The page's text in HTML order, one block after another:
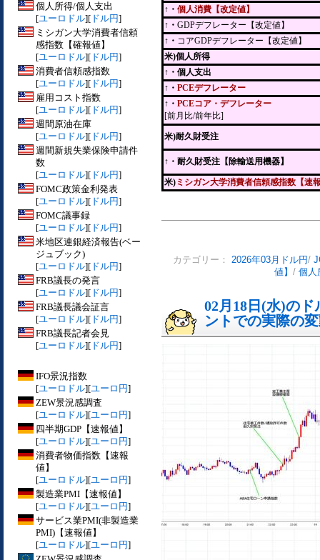
個人所得/個人支出
[ユーロドル][ ドル円]
ミシガン大学消費者信頼
感指数【確報値】
[ユーロドル][ ドル円]
消費者信頼感指数
[ユーロドル][ ドル円]
雇用コスト指数
[ユーロドル][ ドル円]
週間原油在庫
[ユーロドル][ ドル円]
週間新規失業保険申請件
数
[ユーロドル][ ドル円]
FOMC政策金利発表
[ユーロドル][ ドル円]
FOMC議事録
[ユーロドル][ ドル円]
米地区連銀経済報告(ベー
ジュブック)
[ユーロドル][ ドル円]
FRB議長の発言
[ユーロドル][ ドル円]
FRB議長議会証言
[ユーロドル][ ドル円]
FRB議長記者会見
[ユーロドル][ ドル円]
IFO景況指数
[ユーロドル][ユーロ円]
ZEW景況感調査
[ユーロドル][ユーロ円]
四半期GDP【速報値】
[ユーロドル][ユーロ円]
消費者物価指数【速報
値】
[ユーロドル][ユーロ円]
製造業PMI【速報値】
[ユーロドル][ユーロ円]
サービス業PMI(非製造業
PMI)【速報値】
[ユーロドル][ユーロ円]
↑・ 個人消費【改定値】
↑・ GDPデフレーター【改定値】
↑・ コアGDPデフレーター【改定値】
米)個人所得
↑・個人支出
↑・ PCEデフレーター
↑・ PCEコア・デフレーター
[前月比/前年比]
米)耐久財受注
↑ ・耐久財受注【除輸送用機器】
米) ミシガン大学消費者信頼感指数【速
カテゴリー： 2026年03月ドル円/
値】 / 個人
02月18日(水)の
ントでの実際の